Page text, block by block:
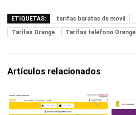
ETIQUETAS: tarifas baratas de móvil
Tarifas Orange
Tarifas teléfono Orange
Artículos relacionados